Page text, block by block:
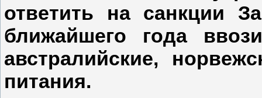
ответить на санкции
ближайшего года
австралийские,
питания.